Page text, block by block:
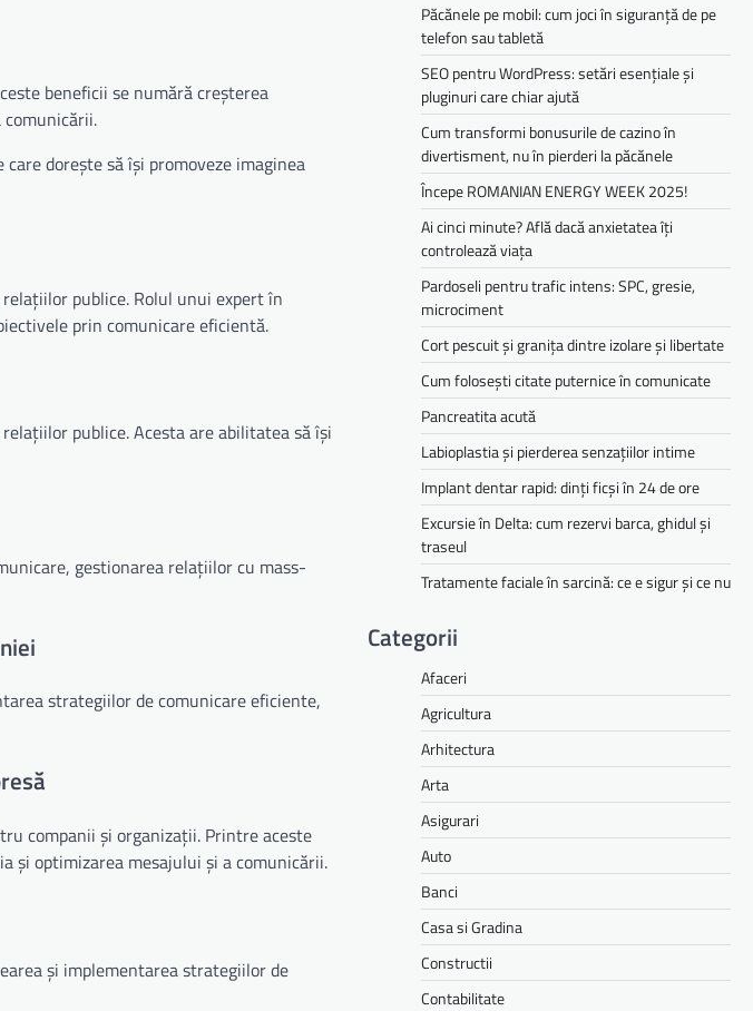
beneficii se numără creșterea
dorește să își promoveze imaginea
publice. Rolul unui expert în
prin comunicare eficientă.
publice. Acesta are abilitatea să își
gestionarea relațiilor cu mass-
strategiilor de comunicare eficiente,
companii și organizații. Printre aceste
și optimizarea mesajului și a comunicării.
și implementarea strategiilor de
Păcănele pe mobil: cum joci în siguranță de pe
telefon sau tabletă
SEO pentru WordPress: setări esențiale și
pluginuri care chiar ajută
Cum transformi bonusurile de cazino în
divertisment, nu în pierderi la păcănele
Începe ROMANIAN ENERGY WEEK 2025!
Ai cinci minute? Află dacă anxietatea îți
controlează viața
Pardoseli pentru trafic intens: SPC, gresie,
microciment
Cort pescuit și granița dintre izolare și libertate
Cum folosești citate puternice în comunicate
Pancreatita acută
Labioplastia și pierderea senzațiilor intime
Implant dentar rapid: dinți ficși în 24 de ore
Excursie în Delta: cum rezervi barca, ghidul și
traseul
Tratamente faciale în sarcină: ce e sigur și ce nu
Categorii
Afaceri
Agricultura
Arhitectura
Arta
Asigurari
Auto
Banci
Casa si Gradina
Constructii
Contabilitate